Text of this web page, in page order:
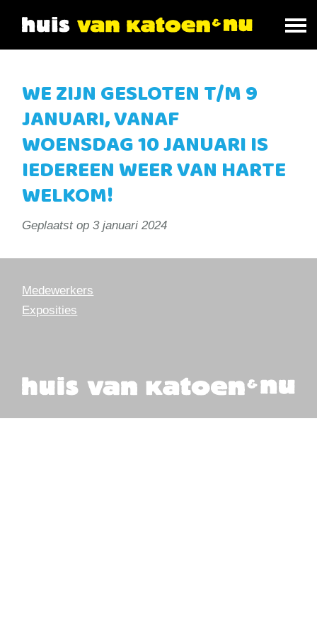
WE ZIJN GESLOTEN T/M 9
JANUARI, VANAF
WOENSDAG 10 JANUARI IS
IEDEREEN WEER VAN HARTE
WELKOM!
Geplaatst op3 januari 2024
Medewerkers
Exposities